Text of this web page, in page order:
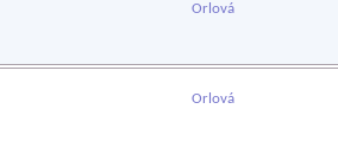
Orlová
Orlová